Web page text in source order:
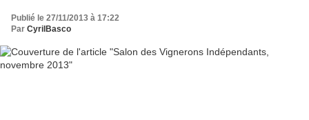
Publié le 27/11/2013 à 17:22
Par CyrilBasco